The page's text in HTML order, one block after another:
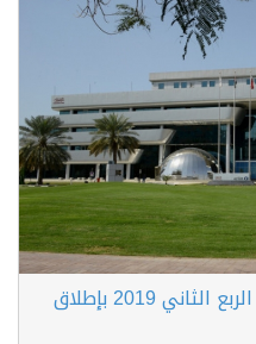
جمارك دبي تتوج إنجازاتها في الربع الثاني 2019 بإطلاق